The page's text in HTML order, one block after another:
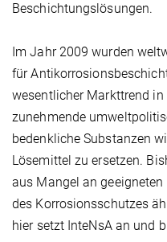
Beschichtungslösungen.
Im Jahr 2009 wurden
für
wesentlicher Markttrend in
zunehmende
bedenkliche Substanzen
Lösemittel zu ersetzen.
aus Mangel an
des Korrosionsschutzes
hier setzt InteNsA an und